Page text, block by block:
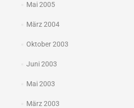
Mai 2005
März 2004
Oktober 2003
Juni 2003
Mai 2003
März 2003